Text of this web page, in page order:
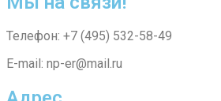
Телефон: +7 (495) 532-58-49
E-mail: np-er@mail.ru